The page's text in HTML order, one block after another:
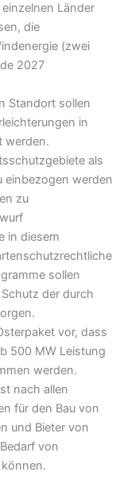
Länder
die
(zwei
2027
Standort sollen
in
werden.
als
einbezogen werden
zu
in diesem
sollen
der durch
vor, dass
500 MW Leistung
werden.
nach allen
für den Bau von
und Bieter von
von